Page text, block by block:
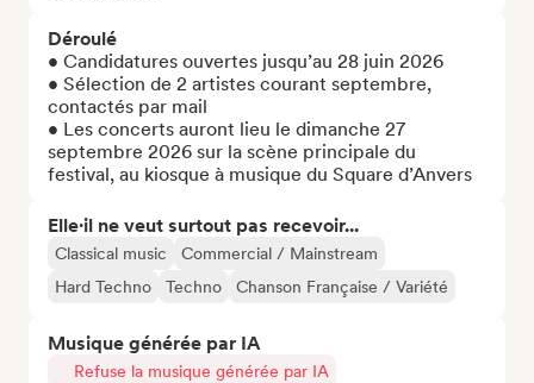
Déroulé
• Candidatures ouvertes jusqu’au 28 juin 2026
• Sélection de 2 artistes courant septembre,
contactés par mail
• Les concerts auront lieu le dimanche 27
septembre 2026 sur la scène principale du
festival, au kiosque à musique du Square d’Anvers
Elle·il ne veut surtout pas recevoir...
Classical music
Commercial / Mainstream
Hard Techno
Techno Chanson Française / Variété
Musique générée par IA
Refuse la musique générée par IA